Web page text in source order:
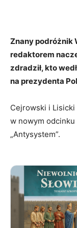
Znany podróżnik
redaktorem
zdradził, kto
na prezydenta
Cejrowski i
w nowym
„Antysystem”.